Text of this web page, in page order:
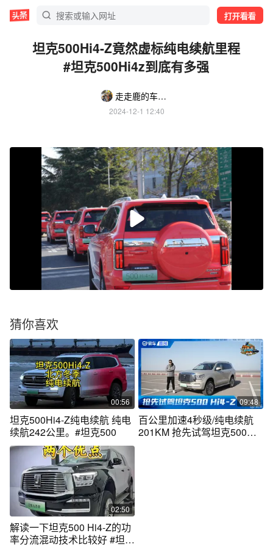
打开看看
坦克500Hi4-Z竟然虚标纯电续航里程
#坦克500Hi4z到底有多强
走走鹿的车生活（雪豹平台云南主理人）
2024-12-1 12:40
猜你喜欢
00:56
坦克500Hi4-Z纯电续航 纯电
续航242公里。#坦克500
09:48
百公里加速4秒级/纯电续航
201KM 抢先试驾坦克500
02:50
解读一下坦克500 Hi4-Z的功
率分流混动技术比较好 #坦克